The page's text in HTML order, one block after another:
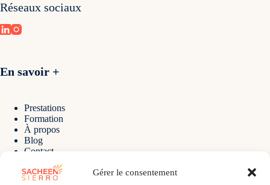
Gérer le consentement
Réseaux sociaux
En savoir +
Prestations
Formation
À propos
Blog
Contact